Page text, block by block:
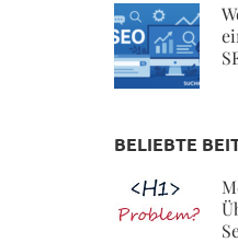
BELIEBTE